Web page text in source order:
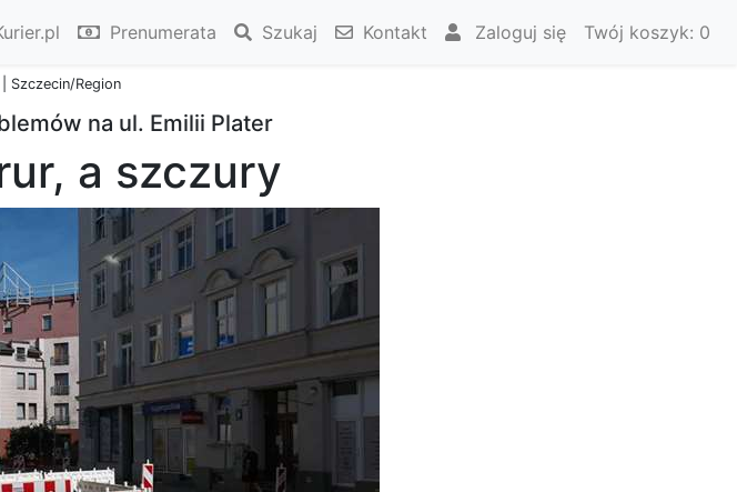
Prenumerata Szukaj Kontakt Zaloguj się Twój koszyk: 0
Szczecin/Region
na ul. Emilii Plater
a szczury